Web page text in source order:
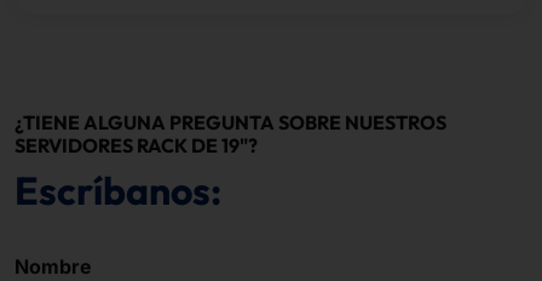
¿TIENE ALGUNA PREGUNTA SOBRE NUESTROS
SERVIDORES RACK DE 19"?
Escríbanos:
Nombre